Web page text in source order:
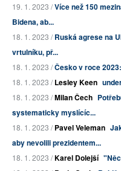
19. 1. 2023 /Více než 150
Bidena, ab...
18. 1. 2023 /Ruská agrese na
vrtulníku, př...
18. 1. 2023 /Česko v roce
18. 1. 2023 /Lesley Keen
18. 1. 2023 /Milan Čech
systematicky myslícíc...
18. 1. 2023 /Pavel Veleman
aby nevolili prezidentem...
18. 1. 2023 /Karel Dolejší